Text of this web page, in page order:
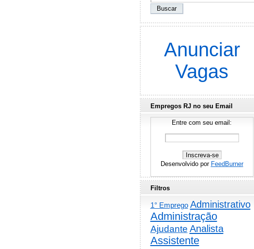
Anunciar
Vagas
Empregos RJ no seu Email
Entre com seu email:
Desenvolvido por FeedBurner
Filtros
1° Emprego Administrativo
Administração
Ajudante Analista
Assistente